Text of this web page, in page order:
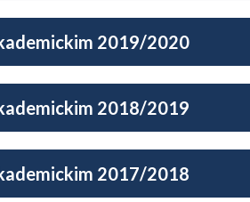
2019/2020
2018/2019
2017/2018